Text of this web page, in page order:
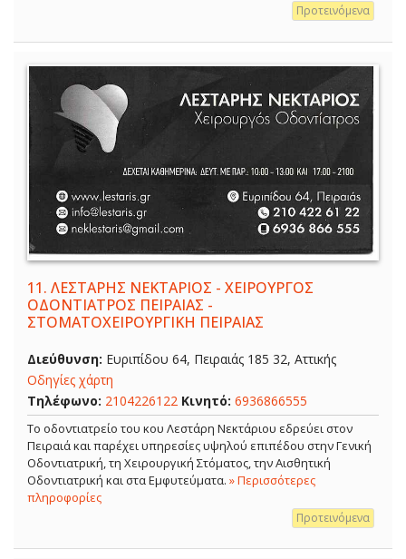
Προτεινόμενα
11. ΛΕΣΤΑΡΗΣ ΝΕΚΤΑΡΙΟΣ - ΧΕΙΡΟΥΡΓΟΣ
ΟΔΟΝΤΙΑΤΡΟΣ ΠΕΙΡΑΙΑΣ -
ΣΤΟΜΑΤΟΧΕΙΡΟΥΡΓΙΚΗ ΠΕΙΡΑΙΑΣ
Διεύθυνση: Ευριπίδου 64, Πειραιάς 185 32, Αττικής
Οδηγίες χάρτη
Τηλέφωνο: 2104226122 Κινητό: 6936866555
Το οδοντιατρείο του κου Λεστάρη Νεκτάριου εδρεύει στον
Πειραιά και παρέχει υπηρεσίες υψηλού επιπέδου στην Γενική
Οδοντιατρική, τη Χειρουργική Στόματος, την Αισθητική
Οδοντιατρική και στα Εμφυτεύματα. » Περισσότερες
πληροφορίες
Προτεινόμενα